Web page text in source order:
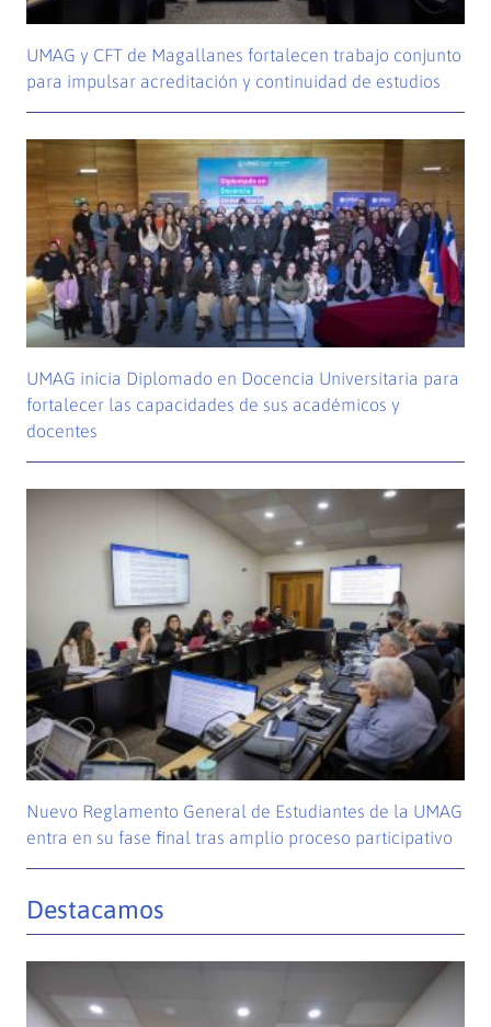
UMAG y CFT de Magallanes fortalecen trabajo conjunto
para impulsar acreditación y continuidad de estudios
UMAG inicia Diplomado en Docencia Universitaria para
fortalecer las capacidades de sus académicos y
docentes
Nuevo Reglamento General de Estudiantes de la UMAG
entra en su fase final tras amplio proceso participativo
Destacamos